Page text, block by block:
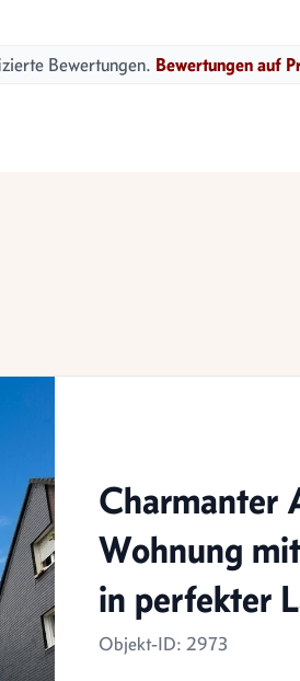
Bewertungen. Bewertungen auf
Charmanter
Wohnung
in perfekter
Objekt-ID: 2973